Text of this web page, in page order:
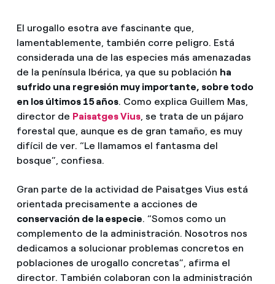
El urogallo esotra ave fascinante que,
lamentablemente, también corre peligro. Está
considerada una de las especies más amenazadas
de la península Ibérica, ya que su población ha
sufrido una regresión muy importante, sobre todo
en los últimos 15 años. Como explica Guillem Mas,
director de Paisatges Vius, se trata de un pájaro
forestal que, aunque es de gran tamaño, es muy
difícil de ver. “Le llamamos el fantasma del
bosque”, confiesa.
Gran parte de la actividad de Paisatges Vius está
orientada precisamente a acciones de
conservación de la especie. “Somos como un
complemento de la administración. Nosotros nos
dedicamos a solucionar problemas concretos en
poblaciones de urogallo concretas”, afirma el
director. También colaboran con la administración